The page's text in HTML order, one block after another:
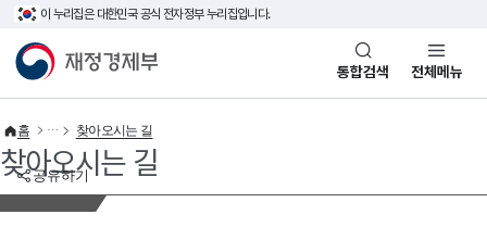
이 누리집은 대한민국 공식 전자정부 누리집입니다.
재정경제부(www.mofe.go.kr)통합검색 전체메뉴
공유하기
홈 찾아오시는 길
찾아오시는 길